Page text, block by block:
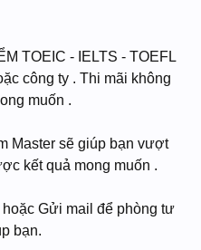
TOEIC - IELTS - TOEFL
công ty . Thi mãi không
muốn .
Master sẽ giúp bạn vượt
kết quả mong muốn .
Gửi mail để phòng tư
bạn.